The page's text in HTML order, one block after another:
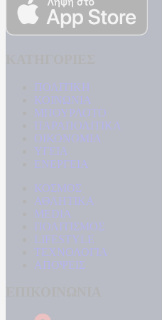
ΠΟΛΙΤΙΚΗ
ΚΟΙΝΩΝΙΑ
ΜΠΟΥΡΛΟΤΟ
ΠΑΡΑΠΟΛΙΤΙΚΑ
ΟΙΚΟΝΟΜΙΑ
ΥΓΕΙΑ
ΕΝΕΡΓΕΙΑ
ΚΟΣΜΟΣ
ΑΘΛΗΤΙΚΑ
MEDIA
ΠΟΛΙΤΙΣΜΟΣ
LIFESTYLE
ΤΕΧΝΟΛΟΓΙΑ
ΑΠΟΨΕΙΣ